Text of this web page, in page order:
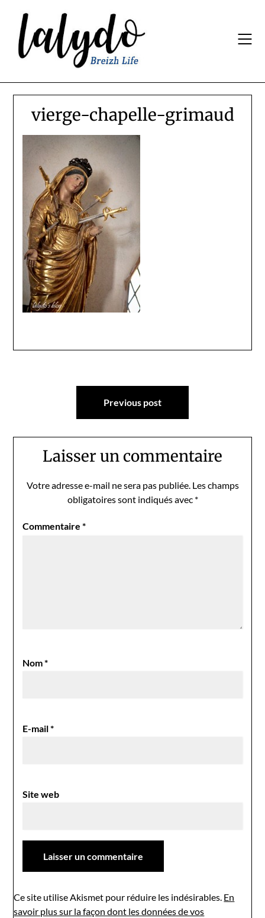
content
vierge-chapelle-grimaud
Navigation
Previous post
Laisser un commentaire
Votre adresse e-mail ne sera pas publiée. Les champs
obligatoires sont indiqués avec *
Commentaire*
Nom*
E-mail*
Site web
Ce site utilise Akismet pour réduire les indésirables. En
savoir plus sur la façon dont les données de vos